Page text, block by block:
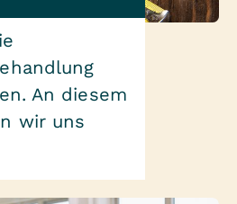
An diesem
wir uns